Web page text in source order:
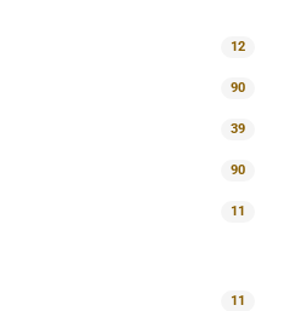
12
90
39
90
11
11